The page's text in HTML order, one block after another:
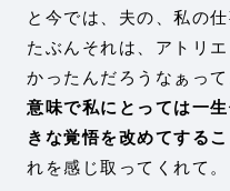
と今では、夫の、私の
たぶんそれは、アトリ
かったんだろうなぁって
意味で私にとっては一
きな覚悟を改めてする
れを感じ取ってくれて。